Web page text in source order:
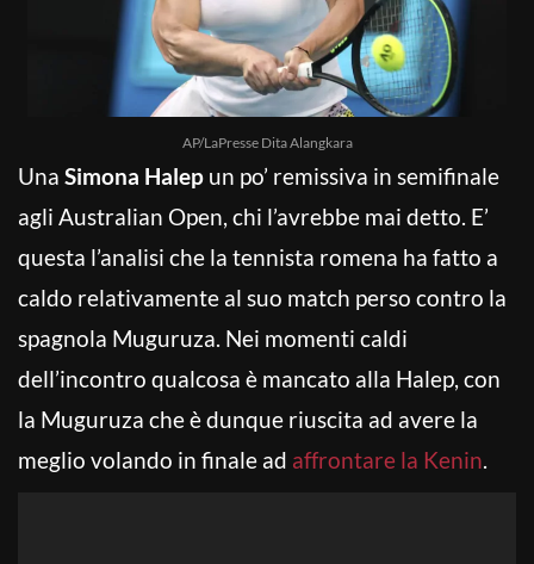
AP/LaPresse Dita Alangkara
Una Simona Halep un po’ remissiva in semifinale
agli Australian Open, chi l’avrebbe mai detto. E’
questa l’analisi che la tennista romena ha fatto a
caldo relativamente al suo match perso contro la
spagnola Muguruza. Nei momenti caldi
dell’incontro qualcosa è mancato alla Halep, con
la Muguruza che è dunque riuscita ad avere la
meglio volando in finale ad affrontare la Kenin.